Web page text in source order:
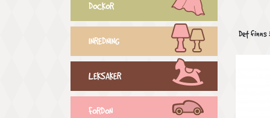
DOCKOR
INREDNING
LEKSAKER
FORDON
Det finns